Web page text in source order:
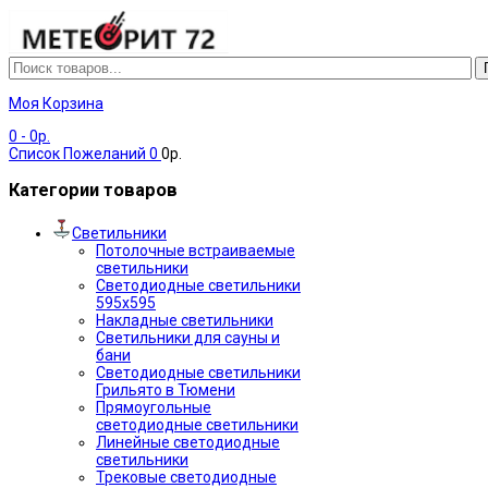
Моя Корзина
0 - 0р.
Список Пожеланий 0 0р.
Категории товаров
Светильники
Потолочные встраиваемые
светильники
Светодиодные светильники
595х595
Накладные светильники
Светильники для сауны и
бани
Светодиодные светильники
Грильято в Тюмени
Прямоугольные
светодиодные светильники
Линейные светодиодные
светильники
Трековые светодиодные